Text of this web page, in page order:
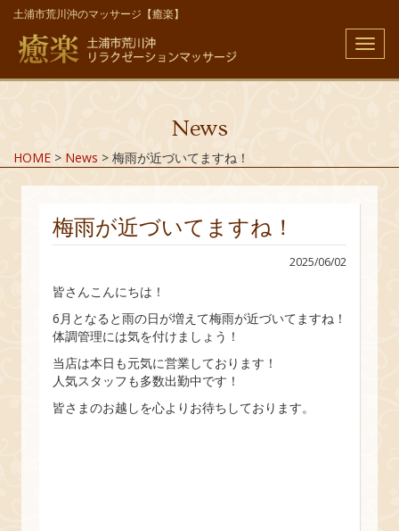
土浦市荒川沖のマッサージ【癒楽】
メ
ニ
ュ
News
HOME > News > 梅雨が近づいてますね！
梅雨が近づいてますね！
2025/06/02
皆さんこんにちは！
6月となると雨の日が増えて梅雨が近づいてますね！
体調管理には気を付けましょう！
当店は本日も元気に営業しております！
人気スタッフも多数出勤中です！
皆さまのお越しを心よりお待ちしております。